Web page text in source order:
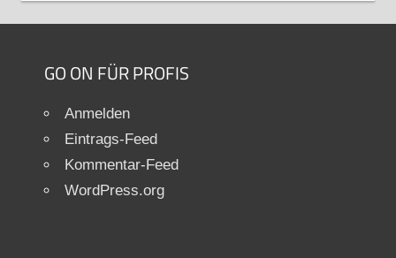
GO ON FÜR PROFIS
Anmelden
Eintrags-Feed
Kommentar-Feed
WordPress.org